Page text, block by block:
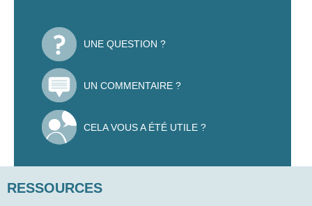
UNE QUESTION ?
UN COMMENTAIRE ?
CELA VOUS A ÉTÉ UTILE ?
RESSOURCES